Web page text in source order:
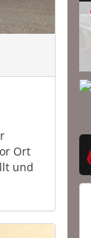
Ort
und